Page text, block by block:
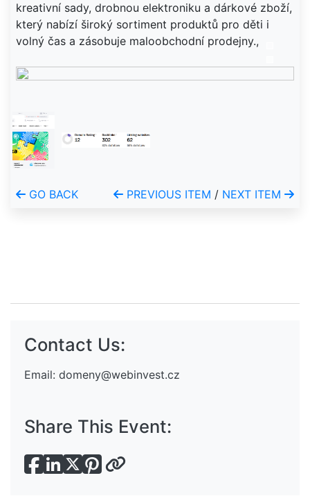
kreativní sady, drobnou elektroniku a dárkové zboží,
který nabízí široký sortiment produktů pro děti i
volný čas a zásobuje maloobchodní prodejny.,
GO BACK PREVIOUS ITEM / NEXT ITEM
Contact Us:
Email: domeny@webinvest.cz
Share This Event: